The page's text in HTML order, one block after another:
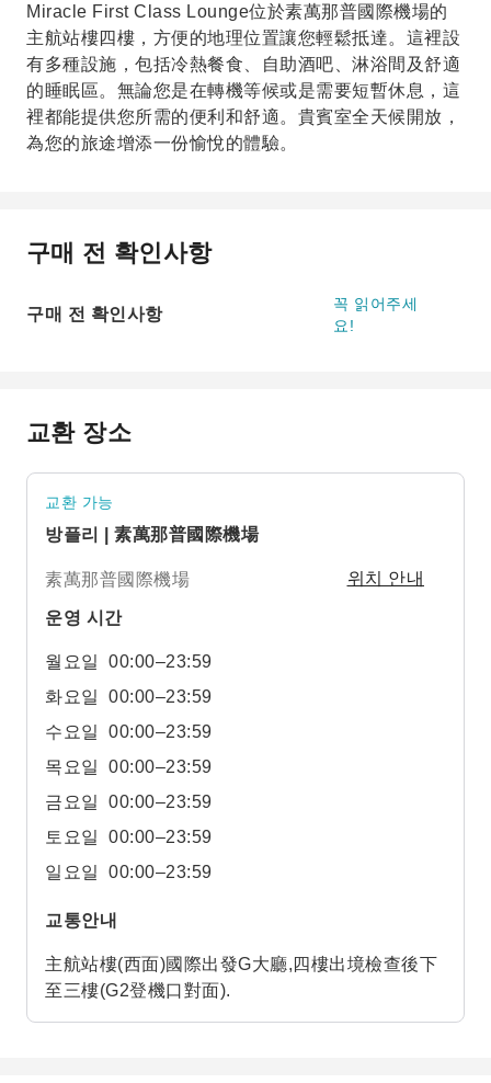
Miracle First Class Lounge位於素萬那普國際機場的
主航站樓四樓，方便的地理位置讓您輕鬆抵達。這裡設
有多種設施，包括冷熱餐食、自助酒吧、淋浴間及舒適
的睡眠區。無論您是在轉機等候或是需要短暫休息，這
裡都能提供您所需的便利和舒適。貴賓室全天候開放，
為您的旅途增添一份愉悅的體驗。
구매 전 확인사항
구매 전 확인사항
꼭 읽어주세
요!
교환 장소
교환 가능
방플리 | 素萬那普國際機場
素萬那普國際機場 위치 안내
운영 시간
월요일
00:00–23:59
화요일
00:00–23:59
수요일
00:00–23:59
목요일
00:00–23:59
금요일
00:00–23:59
토요일
00:00–23:59
일요일
00:00–23:59
교통안내
主航站樓(西面)國際出發G大廳,四樓出境檢查後下
至三樓(G2登機口對面).